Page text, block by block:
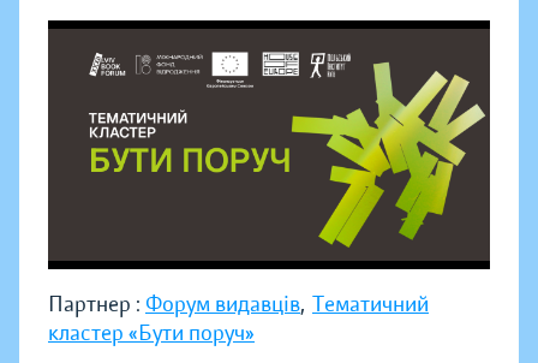
Партнер : Форум видавців, Тематичний
кластер «Бути поруч»